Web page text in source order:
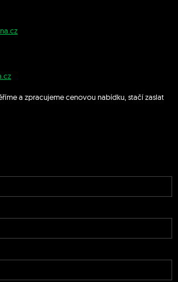
a zpracujeme cenovou nabídku, stačí zaslat